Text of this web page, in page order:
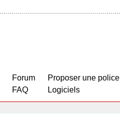
Forum
FAQ
Proposer une police
Logiciels